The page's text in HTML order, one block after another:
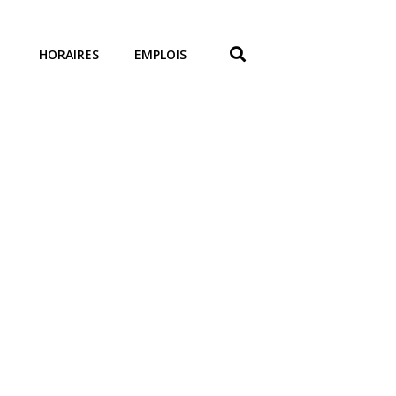
HORAIRES EMPLOIS